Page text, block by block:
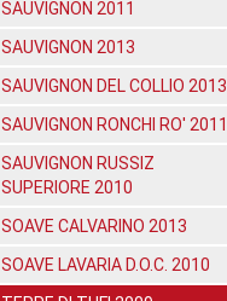
SAUVIGNON 2011
SAUVIGNON 2013
SAUVIGNON DEL COLLIO 2013
SAUVIGNON RONCHI RO' 2011
SAUVIGNON RUSSIZ
SUPERIORE 2010
SOAVE CALVARINO 2013
SOAVE LAVARIA D.O.C. 2010